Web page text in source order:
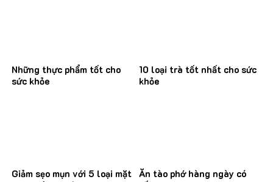
Những thực phẩm tốt cho
sức khỏe
10 loại trà tốt nhất cho sức
khỏe
Giảm sẹo mụn với 5 loại mặt Ăn tào phớ hàng ngày có